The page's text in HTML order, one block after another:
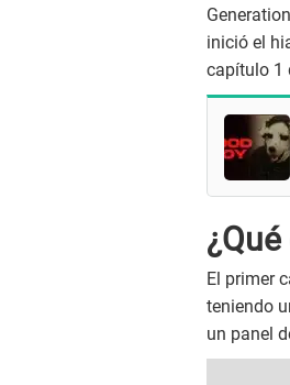
inició el
capítulo 1
El primer
teniendo
un panel